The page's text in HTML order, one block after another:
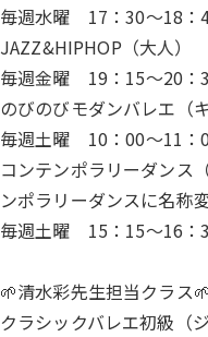
毎週水曜 17：30～18：
JAZZ&HIPHOP（大人）
毎週金曜 19：15～20：
のびのびモダンバレエ（キ
毎週土曜 10：00～11：
コンテンポラリーダンス
ンポラリーダンスに名称
毎週土曜 15：15～16：
🌱清水彩先生担当クラス🌱
クラシックバレエ初級（ジ